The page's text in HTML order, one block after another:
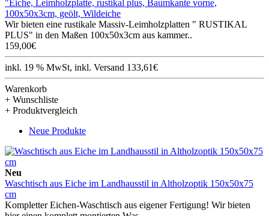
"Eiche, Leimholzplatte, rustikal plus, Baumkante vorne,
100x50x3cm, geölt, Wildeiche
Wir bieten eine rustikale Massiv-Leimholzplatten " RUSTIKAL
PLUS" in den Maßen 100x50x3cm aus kammer..
159,00€
inkl. 19 % MwSt, inkl. Versand 133,61€
Warenkorb
+ Wunschliste
+ Produktvergleich
Neue Produkte
Neu
Waschtisch aus Eiche im Landhausstil in Altholzoptik 150x50x75
cm
Kompletter Eichen-Waschtisch aus eigener Fertigung! Wir bieten